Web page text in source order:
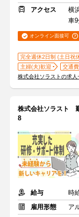
アクセス
横
車
オンライン面接可
完全週休2日制 (土日祝
主婦(夫)歓迎
交通
株式会社ソラストの求人
株式会社ソラスト
8
給与
時
雇用形態
ア